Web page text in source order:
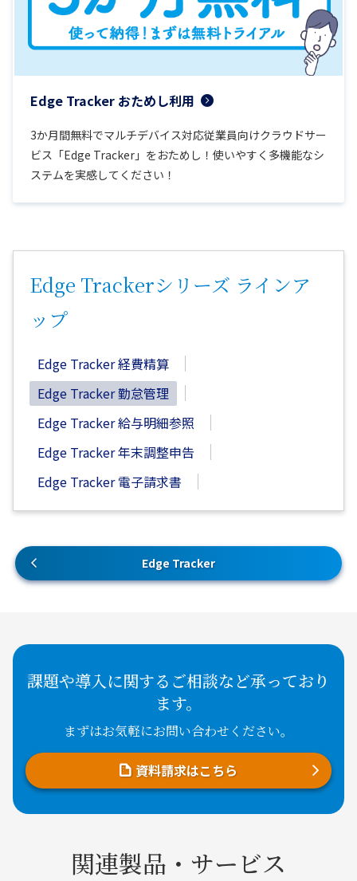
Edge Tracker おためし利用
3か月間無料でマルチデバイス対応従業員向けクラウドサー
ビス「Edge Tracker」をおためし！使いやすく多機能なシ
ステムを実感してください！
Edge Trackerシリーズ ラインア
ップ
Edge Tracker 経費精算
Edge Tracker 勤怠管理
Edge Tracker 給与明細参照
Edge Tracker 年末調整申告
Edge Tracker 電子請求書
Edge Tracker
課題や導入に関するご相談など承っており
ます。
まずはお気軽にお問い合わせください。
資料請求はこちら
関連製品・サービス